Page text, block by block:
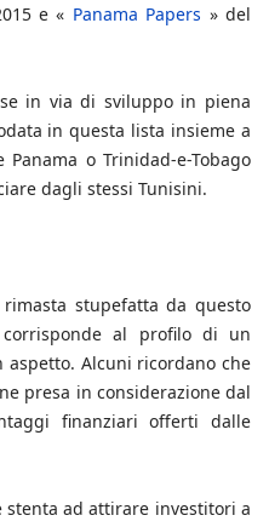
e « Panama Papers » del
in via di sviluppo in piena
in questa lista insieme a
o Trinidad-e-Tobago
dagli stessi Tunisini.
stupefatta da questo
al profilo di un
Alcuni ricordano che
presa in considerazione dal
finanziari offerti dalle
ad attirare investitori a